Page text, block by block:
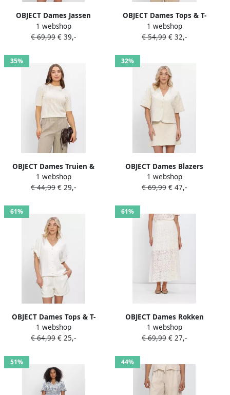
OBJECT Dames Jassen
Objally L s Lo Printed Jacket
Ecru
1 webshop
€ 69,99 € 39,-
OBJECT Dames Tops & T-
shirts Objmya 2 4 Re Top
Beige
1 webshop
€ 54,99 € 32,-
35%
OBJECT Dames Truien &
Vesten Objflauny S s Re
Knit Top Ecru
1 webshop
€ 44,99 € 29,-
32%
OBJECT Dames Blazers
Objmathilda Lisa 2 4 Lo
Blazer Ecru
1 webshop
€ 69,99 € 47,-
61%
OBJECT Dames Tops & T-
shirts Objframe 2 4 V-neck
Re Top Gebroken Wit
1 webshop
€ 64,99 € 25,-
61%
OBJECT Dames Rokken
Objbianca Mw Lo Long Skirt
Ecru
1 webshop
€ 69,99 € 27,-
51% 44%